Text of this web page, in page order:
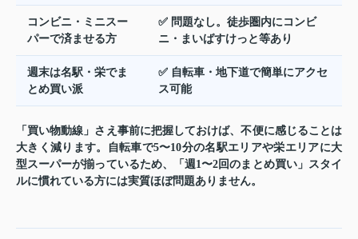
コンビニ・ミニスー
パーで済ませる方
✅ 問題なし。徒歩圏内にコンビ
ニ・まいばすけっと等あり
週末は名駅・栄でま
とめ買い派
✅ 自転車・地下道で簡単にアクセ
ス可能
「買い物動線」さえ事前に把握しておけば、不便に感じることは
大きく減ります。自転車で5〜10分の名駅エリアや栄エリアに大
型スーパーが揃っているため、「週1〜2回のまとめ買い」スタイ
ルに慣れている方には実質ほぼ問題ありません。